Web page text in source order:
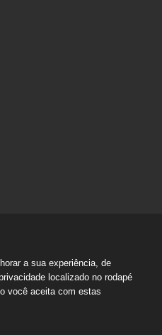
a sua experiência, de
localizado no rodapé
você aceita com estas
CAMPESTRE DO